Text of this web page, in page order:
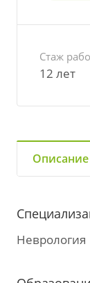
Стаж
12 лет
Описание
Неврология